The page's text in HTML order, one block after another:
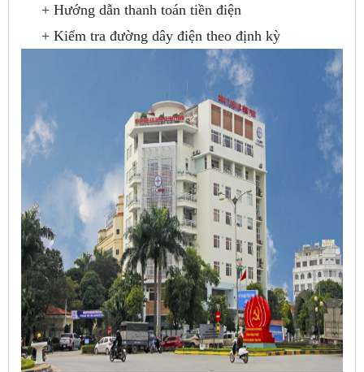
+ Hướng dẫn thanh toán tiền điện
+ Kiểm tra đường dây điện theo định kỳ